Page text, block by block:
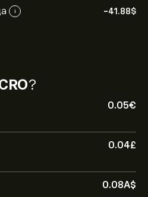
?
0.05‎€‎
0.04‎£‎
0.08‎A$‎
i -41.88‎$‎